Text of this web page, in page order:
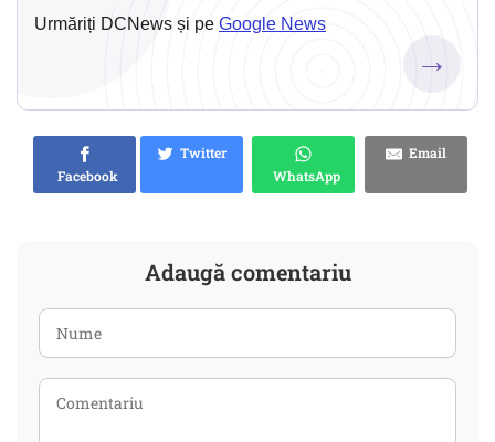
Urmăriți DCNews și pe Google News
→
Facebook
Twitter
WhatsApp
Email
Adaugă comentariu